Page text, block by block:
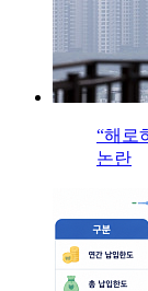
“해로
논란